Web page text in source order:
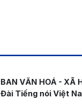
BAN VĂN HOÁ - XÃ
Đài Tiếng nói Việt